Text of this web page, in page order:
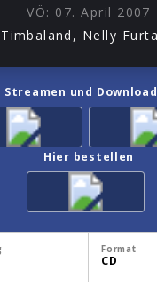
VÖ: 07. April 2007
Timbaland, Nelly
Streamen und
Hier bestellen
Format
CD